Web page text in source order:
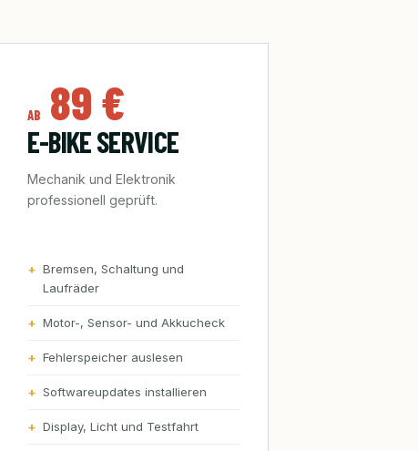
AB 89 €
E-BIKE SERVICE
Mechanik und Elektronik
professionell geprüft.
Bremsen, Schaltung und
Laufräder
Motor-, Sensor- und Akkucheck
Fehlerspeicher auslesen
Softwareupdates installieren
Display, Licht und Testfahrt